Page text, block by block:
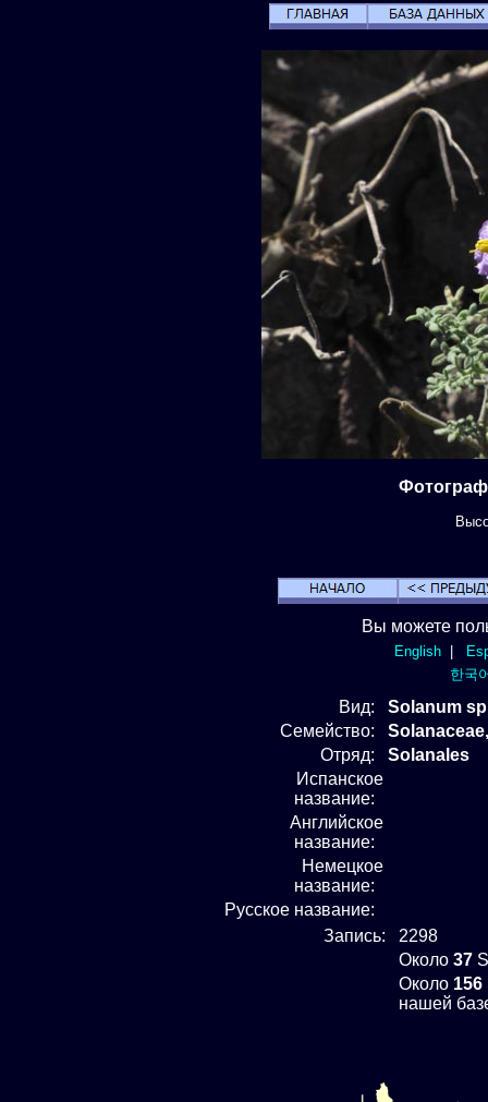
Вы можете
English|
한국
Вид:
Solanum
Семейство:
Отряд:
Solanales
Испанское
название:
Английское
название:
Немецкое
название:
Русское название:
Запись:
2298
Около 37
Около 156
нашей